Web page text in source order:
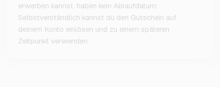
erwerben kannst, haben kein Ablaufdatum.
Selbstverständlich kannst du den Gutschein auf
deinem Konto einlösen und zu einem späteren
Zeitpunkt verwenden.